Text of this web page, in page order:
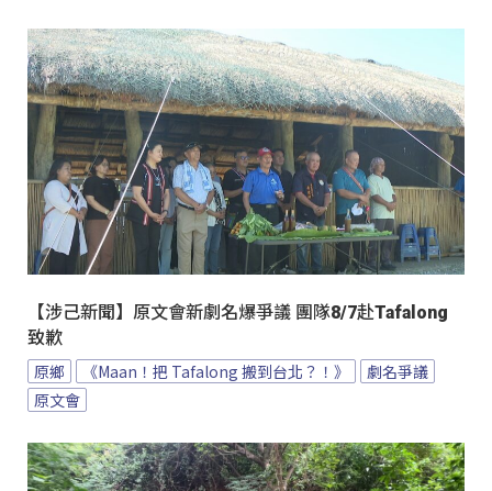
【涉己新聞】原文會新劇名爆爭議 團隊8/7赴Tafalong
致歉
原鄉 《Maan！把 Tafalong 搬到台北？！》
劇名爭議
原文會